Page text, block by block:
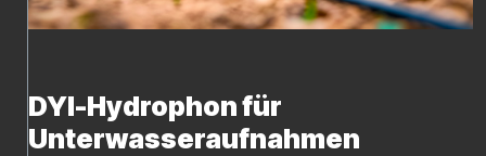
DYI-Hydrophon für
Unterwasseraufnahmen